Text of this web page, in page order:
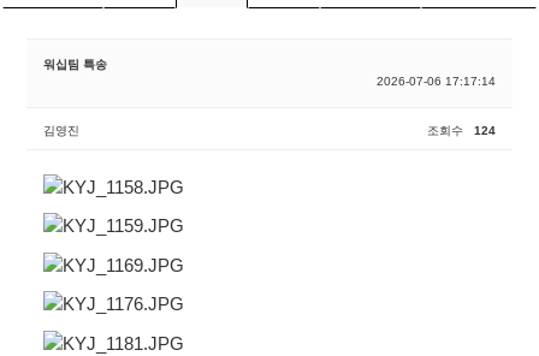
워십팀 특송
2026-07-06 17:17:14
김영진 조회수 124